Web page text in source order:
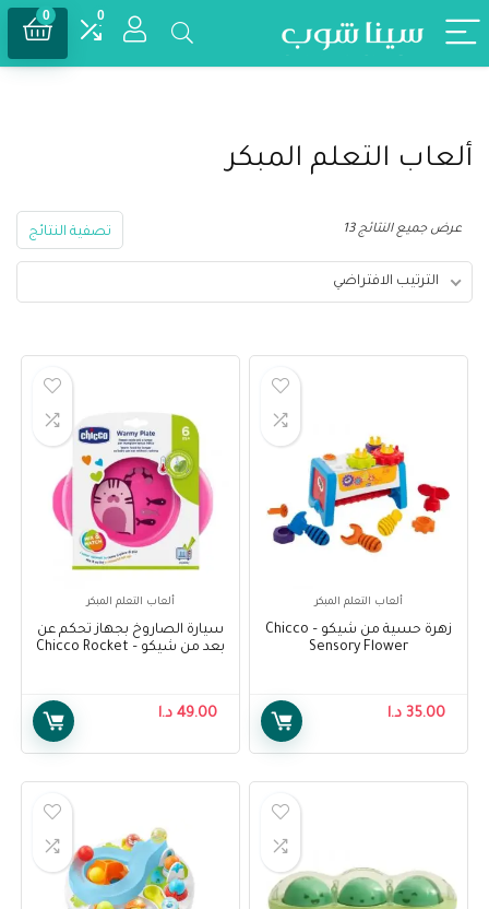
0
0
ألعاب التعلم المبكر
تصفية النتائج عرض جميع النتائج 13
الترتيب الافتراضي
ألعاب التعلم المبكر
زهرة حسية من شيكو – Chicco
Sensory Flower
35.00 د.ا
ألعاب التعلم المبكر
سيارة الصاروخ بجهاز تحكم عن
بعد من شيكو – Chicco Rocket
49.00 د.ا